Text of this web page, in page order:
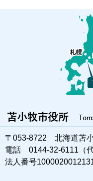
〒053-8722 北海道苫
電話 0144-32-6111（代
法人番号